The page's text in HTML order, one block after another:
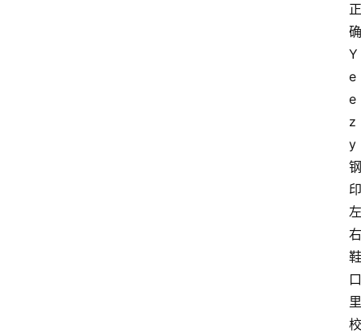
正
确
Y
e
e
z
y
钢
印
左
右
鞋
口
里
校